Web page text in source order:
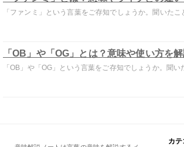
「ファンミ」という言葉をご存知でしょうか。聞いたこ
「OB」や「OG」とは？意味や使い方を解
「OB」や「OG」という言葉をご存知でしょうか。聞い
カ